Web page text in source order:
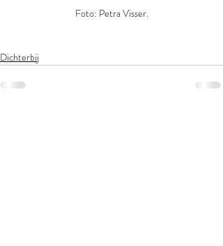
Foto: Petra Visser.
Dichterbij